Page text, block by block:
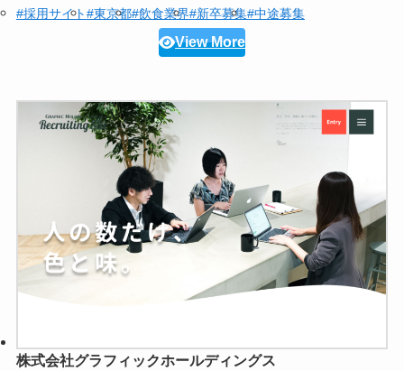
#採用サイト#東京都#飲食業界#新卒募集#中途募集
View More
株式会社グラフィックホールディングス